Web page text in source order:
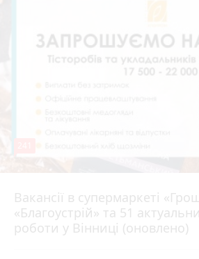
Вакансії в супермаркеті
«Благоустрій» та 51
роботи у Вінниці (оновлено)
4 серпня 2026 р.